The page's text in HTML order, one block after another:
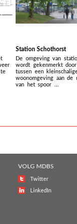
Station Schothorst
De omgeving van
wordt gekenmerkt
tussen een
woonomgeving aan de
van het spoor ...
VOLG MDBS
Twitter
LinkedIn